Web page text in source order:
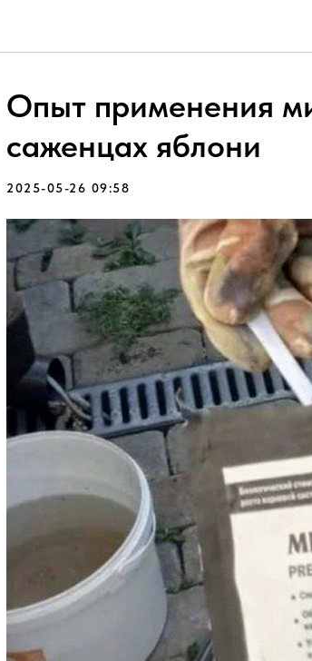
Опыт применения
саженцах яблони
2025-05-26 09:58